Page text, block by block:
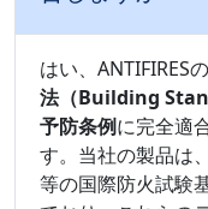
はい、ANTIFIRES
法（Building
予防条例に完全適
す。当社の製品は、
等の国際防火試験